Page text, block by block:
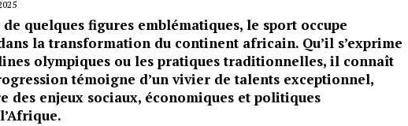
quelques figures emblématiques, le sport occupe
la transformation du continent africain. Qu’il s’exprime
olympiques ou les pratiques traditionnelles, il connaît
témoigne d’un vivier de talents exceptionnel,
des enjeux sociaux, économiques et politiques